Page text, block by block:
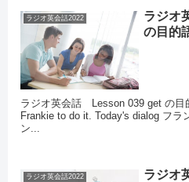
ラジオ英会話2022
ラジオ
の目的
ラジオ英会話 Lesson 039 get の目
Frankie to do it. Today's dialog フラ
ン...
ラジオ英会話2022
ラジオ